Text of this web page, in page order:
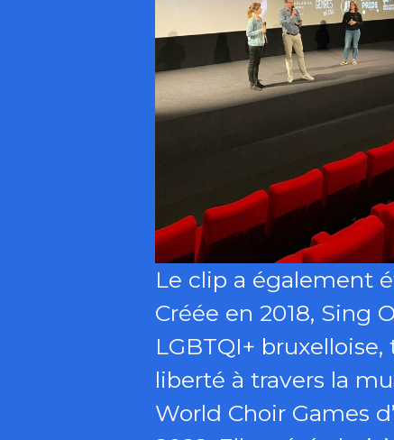
Le clip a également
Créée en 2018, Sing
LGBTQI+
liberté à travers la
World Choir Games